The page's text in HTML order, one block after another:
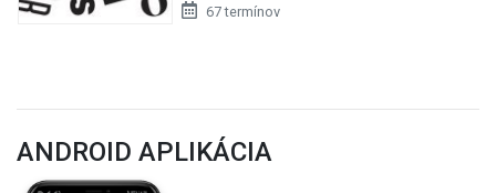
67 termínov
ANDROID APLIKÁCIA